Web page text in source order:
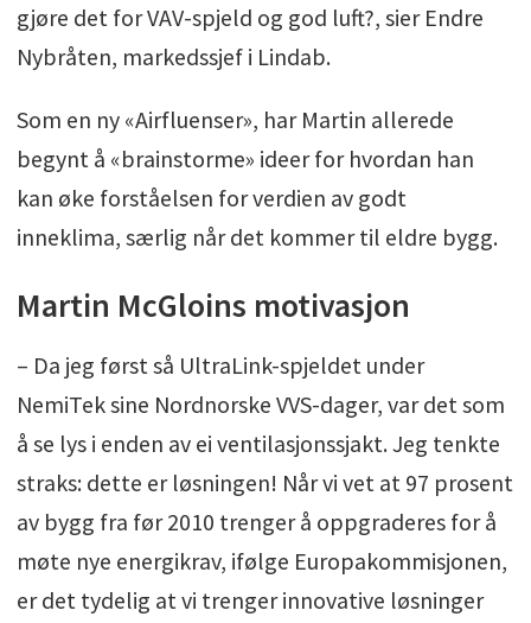
gjøre det for VAV-spjeld og god luft?, sier Endre
Nybråten, markedssjef i Lindab.
Som en ny «Airfluenser», har Martin allerede
begynt å «brainstorme» ideer for hvordan han
kan øke forståelsen for verdien av godt
inneklima, særlig når det kommer til eldre bygg.
Martin McGloins motivasjon
– Da jeg først så UltraLink-spjeldet under
NemiTek sine Nordnorske VVS-dager, var det som
å se lys i enden av ei ventilasjonssjakt. Jeg tenkte
straks: dette er løsningen! Når vi vet at 97 prosent
av bygg fra før 2010 trenger å oppgraderes for å
møte nye energikrav, ifølge Europakommisjonen,
er det tydelig at vi trenger innovative løsninger